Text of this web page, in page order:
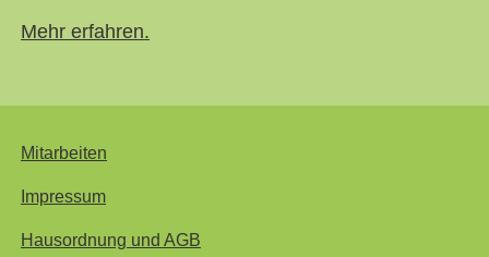
Mehr erfahren.
Mitarbeiten
Impressum
Hausordnung und AGB